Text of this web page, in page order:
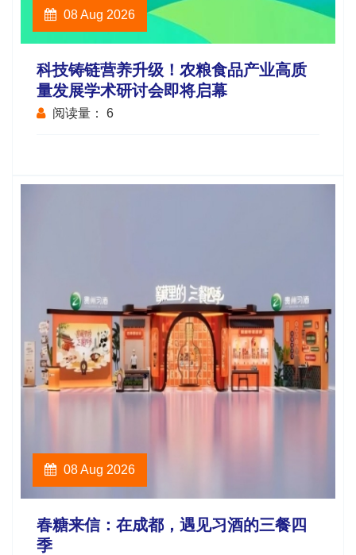
08 Aug 2026
科技铸链营养升级！农粮食品产业高质
量发展学术研讨会即将启幕
阅读量： 6
08 Aug 2026
春糖来信：在成都，遇见习酒的三餐四
季